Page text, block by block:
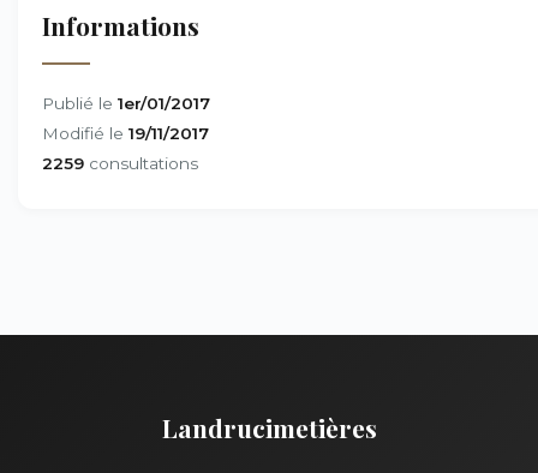
Informations
Publié le 1er/01/2017
Modifié le 19/11/2017
2259 consultations
Landrucimetières